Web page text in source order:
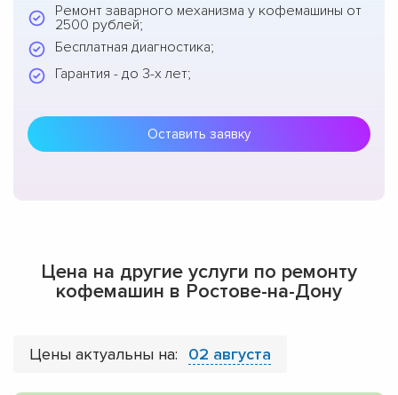
Ремонт заварного механизма у кофемашины от
2500 рублей;
Бесплатная диагностика;
Гарантия - до 3-х лет;
Оставить заявку
Цена на другие услуги по ремонту
кофемашин в Ростове-на-Дону
Цены актуальны на: 02 августа